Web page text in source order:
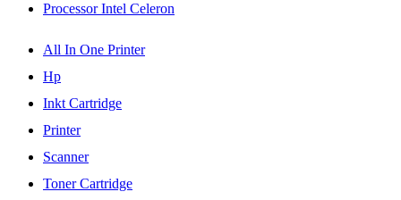
Processor Intel Celeron
All In One Printer
Hp
Inkt Cartridge
Printer
Scanner
Toner Cartridge